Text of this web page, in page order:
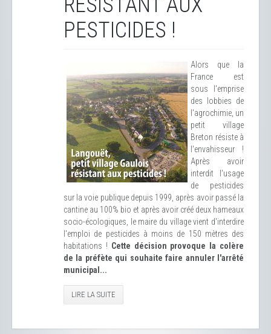
PESTICIDES !
Alors que la
France est
sous l'emprise
des lobbies de
l'agrochimie, un
petit village
Breton résiste à
l'envahisseur !
Après avoir
interdit l'usage
de pesticides
sur la voie publique depuis 1999, après avoir passé la
cantine au 100% bio et après avoir créé deux hameaux
socio-écologiques, le maire du village vient d'interdire
l'emploi de pesticides à moins de 150 mètres des
habitations ! Cette décision provoque la colère
de la préfète qui souhaite faire annuler l'arrêté
municipal...
LIRE LA SUITE